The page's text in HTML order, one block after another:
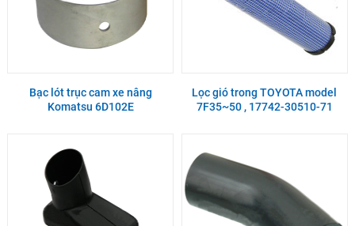
Bạc lót trục cam xe nâng
Komatsu 6D102E
Lọc gió trong TOYOTA model
7F35~50 , 17742-30510-71